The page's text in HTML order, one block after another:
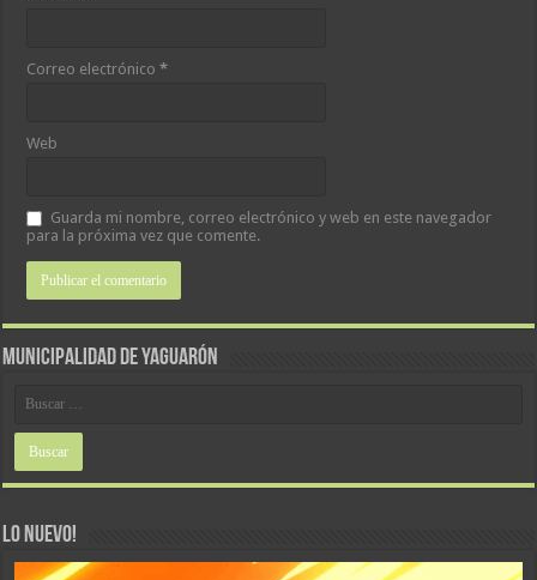
Correo electrónico*
Web
Guarda mi nombre, correo electrónico y web en este navegador
para la próxima vez que comente.
MUNICIPALIDAD DE YAGUARÓN
LO NUEVO!